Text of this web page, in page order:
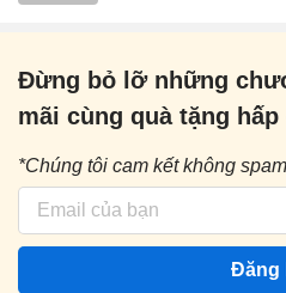
Đừng bỏ lỡ những
mãi cùng quà tặng
*Chúng tôi cam kết không
Đăng